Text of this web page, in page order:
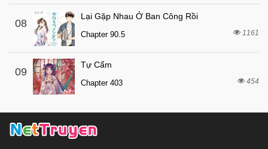
Chapter 7 4 tuần trước
Chapter 6
Chapter 5
Chapter 4
Chapter 3
Chapter 1
08
Lại Gặp Nhau Ở Ban Công Rồi
Chapter 90.5 1161
09
Tự Cẩm
Chapter 403 454